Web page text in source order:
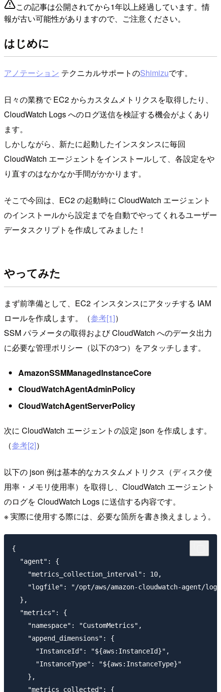
この記事は公開されてから1年以上経過しています。情
報が古い可能性がありますので、ご注意ください。
はじめに
アノテーション テクニカルサポートのShimizuです。
日々の業務で EC2 からカスタムメトリクスを取得したり、
CloudWatch Logs へのログ送信を検証する機会がよくあり
ます。
しかしながら、新たに起動したインスタンスに毎回
CloudWatch エージェントをインストールして、各設定をや
り直すのはなかなか手間がかかります。
そこで今回は、EC2 の起動時に CloudWatch エージェント
のインストールから設定までを自動でやってくれるユーザー
データスクリプトを作成してみました！
やってみた
まず前準備として、EC2 インスタンスにアタッチする IAM
ロールを作成します。（参考[1]）
SSM パラメータの取得および CloudWatch へのデータ出力
に必要な管理ポリシー（以下の3つ）をアタッチします。
AmazonSSMManagedInstanceCore
CloudWatchAgentAdminPolicy
CloudWatchAgentServerPolicy
次に CloudWatch エージェントの設定 json を作成します。
（参考[2]）
以下の json 例は基本的なカスタムメトリクス（ディスク使
用率・メモリ使用率）を取得し、CloudWatch エージェント
のログを CloudWatch Logs に送信する内容です。
※ 実際に使用する際には、必要な箇所を書き換えましょう。
{
  "agent": {
    "metrics_collection_interval": 10,
"logfile": "/opt/aws/amazon-cloudwatch-agent/
  },
  "metrics": {
    "namespace": "CustomMetrics",
    "append_dimensions": {
      "InstanceId": "${aws:InstanceId}",
      "InstanceType": "${aws:InstanceType}"
    },
    "metrics_collected": {